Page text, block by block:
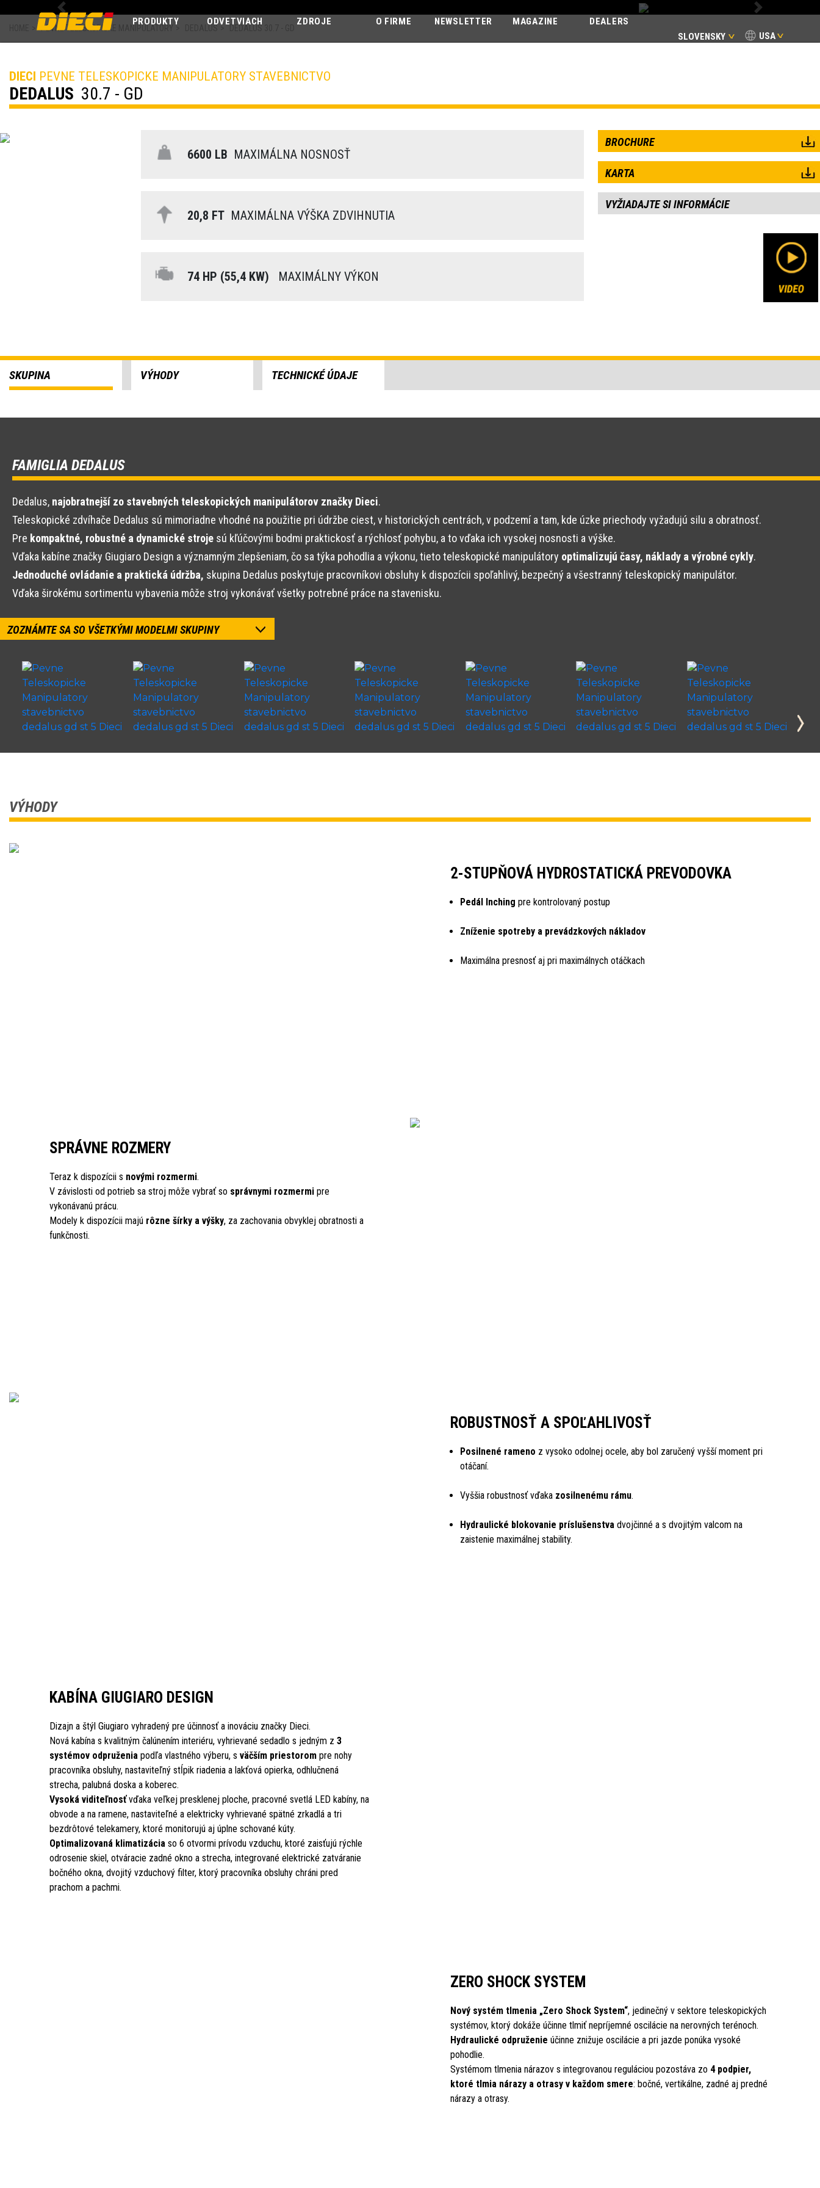
USA
SLOVENSKY
NEWSLETTER MAGAZINE DEALERS
PRODUKTY ODVETVIACH ZDROJE O FIRME
Previous Next
DEDALUS
PEVNE TELESKOPICKE MANIPULATORY
DIECI PEVNE TELESKOPICKE MANIPULATORY STAVEBNICTVO
DEDALUS 30.7 - GD
6600 LB MAXIMÁLNA NOSNOSŤ
20,8 FTMAXIMÁLNA VÝŠKA ZDVIHNUTIA
74 HP (55,4 KW) MAXIMÁLNY VÝKON
BROCHURE
KARTA
VYŽIADAJTE SI INFORMÁCIE
SKUPINA VÝHODY TECHNICKÉ ÚDAJE
FAMIGLIA DEDALUS
Dedalus, najobratnejší zo stavebných teleskopických manipulátorov značky Dieci.
Teleskopické zdvíhače Dedalus sú mimoriadne vhodné na použitie pri údržbe ciest, v historických centrách, v podzemí a tam, kde úzke priechody vyžadujú silu a obratnosť.
Pre kompaktné, robustné a dynamické stroje sú kľúčovými bodmi praktickosť a rýchlosť pohybu, a to vďaka ich vysokej nosnosti a výške.
Vďaka kabíne značky Giugiaro Design a významným zlepšeniam, čo sa týka pohodlia a výkonu, tieto teleskopické manipulátory optimalizujú časy, náklady a výrobné cykly.
Jednoduché ovládanie a praktická údržba, skupina Dedalus poskytuje pracovníkovi obsluhy k dispozícii spoľahlivý, bezpečný a všestranný teleskopický manipulátor.
Vďaka širokému sortimentu vybavenia môže stroj vykonávať všetky potrebné práce na stavenisku.
ZOZNÁMTE SA SO VŠETKÝMI MODELMI SKUPINY
VÝHODY
2-STUPŇOVÁ HYDROSTATICKÁ PREVODOVKA
Pedál Inching pre kontrolovaný postup
Zníženie spotreby a prevádzkových nákladov
Maximálna presnosť aj pri maximálnych otáčkach
SPRÁVNE ROZMERY
Teraz k dispozícii s novými rozmermi.
V závislosti od potrieb sa stroj môže vybrať so správnymi rozmermipre
vykonávanú prácu.
Modely k dispozícii majú rôzne šírky a výšky, za zachovania obvyklej obratnosti a
funkčnosti.
ROBUSTNOSŤ A SPOĽAHLIVOSŤ
Posilnené rameno z vysoko odolnej ocele, aby bol zaručený vyšší moment pri
otáčaní.
Vyššia robustnosť vďaka zosilnenému rámu.
Hydraulické blokovanie príslušenstvadvojčinné a s dvojitým valcom na
zaistenie maximálnej stability.
KABÍNA GIUGIARO DESIGN
Dizajn a štýl Giugiaro vyhradený pre účinnosť a inováciu značky Dieci.
Nová kabína s kvalitným čalúnením interiéru, vyhrievané sedadlo s jedným z 3
systémov odpruženiapodľa vlastného výberu, s väčším priestorompre nohy
pracovníka obsluhy, nastaviteľný stĺpik riadenia a lakťová opierka, odhlučnená
strecha, palubná doska a koberec.
Vysoká viditeľnosťvďaka veľkej presklenej ploche, pracovné svetlá LED kabíny, na
obvode a na ramene, nastaviteľné a elektricky vyhrievané spätné zrkadlá a tri
bezdrôtové telekamery, ktoré monitorujú aj úplne schované kúty.
Optimalizovaná klimatizáciaso 6 otvormi prívodu vzduchu, ktoré zaisťujú rýchle
odrosenie skiel, otváracie zadné okno a strecha, integrované elektrické zatváranie
bočného okna, dvojitý vzduchový filter, ktorý pracovníka obsluhy chráni pred
prachom a pachmi.
ZERO SHOCK SYSTEM
Nový systém tlmenia „Zero Shock System“, jedinečný v sektore teleskopických
systémov, ktorý dokáže účinne tlmiť nepríjemné oscilácie na nerovných terénoch.
Hydraulické odpruženie účinne znižuje oscilácie a pri jazde ponúka vysoké
pohodlie.
Systémom tlmenia nárazov s integrovanou reguláciou pozostáva zo 4 podpier,
ktoré tlmia nárazy a otrasy v každom smere: bočné, vertikálne, zadné aj predné
nárazy a otrasy.